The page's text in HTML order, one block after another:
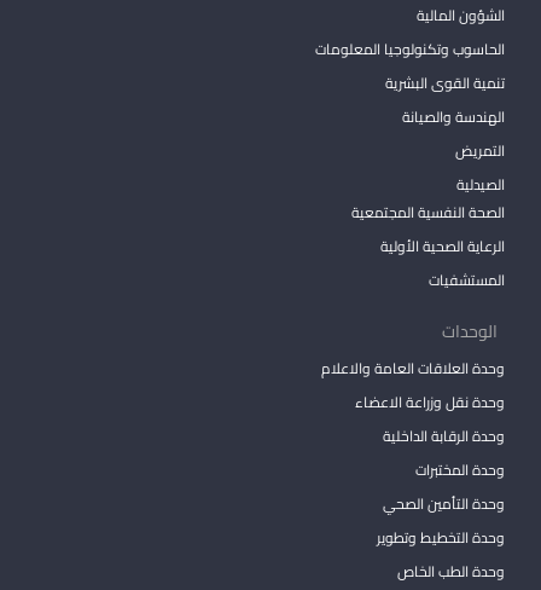
الشؤون المالية
الحاسوب وتكنولوجيا المعلومات
تنمية القوى البشرية
الهندسة والصيانة
التمريض
الصيدلية
الصحة النفسية المجتمعية
الرعاية الصحية الأولية
المستشفيات
الوحدات
وحدة العلاقات العامة والاعلام
وحدة نقل وزراعة الاعضاء
وحدة الرقابة الداخلية
وحدة المختبرات
وحدة التأمين الصحي
وحدة التخطيط وتطوير
وحدة الطب الخاص